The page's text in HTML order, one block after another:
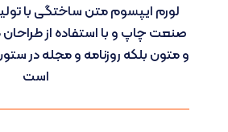
لورم ایپسوم متن ساختگی با
صنعت چاپ و با استفاده از
و متون بلکه روزنامه و مجله در
است